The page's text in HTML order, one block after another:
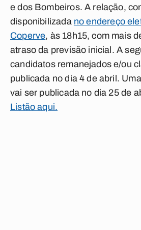
e dos Bombeiros. A relação,
disponibilizada no endereço
Coperve, às 18h15, com mais
atraso da previsão inicial. A
candidatos remanejados e/ou
publicada no dia 4 de abril.
vai ser publicada no dia 25 de
Listão aqui.